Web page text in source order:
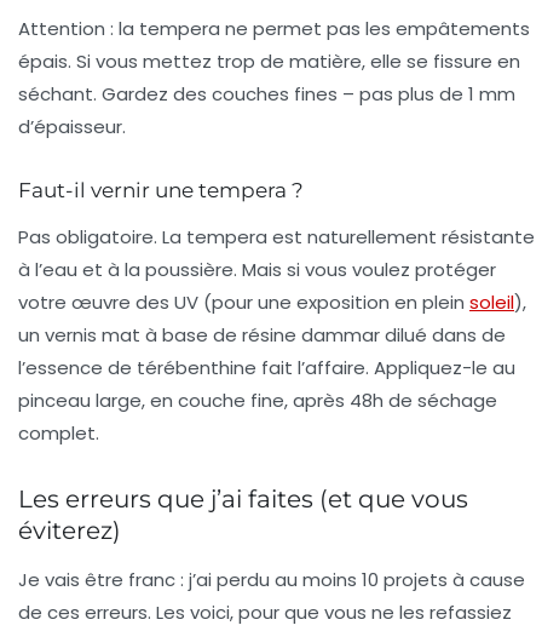
Attention : la tempera ne permet pas les empâtements
épais. Si vous mettez trop de matière, elle se fissure en
séchant. Gardez des couches fines – pas plus de 1 mm
d’épaisseur.
Faut-il vernir une tempera ?
Pas obligatoire. La tempera est naturellement résistante
à l’eau et à la poussière. Mais si vous voulez protéger
votre œuvre des UV (pour une exposition en plein soleil),
un vernis mat à base de résine dammar dilué dans de
l’essence de térébenthine fait l’affaire. Appliquez-le au
pinceau large, en couche fine, après 48h de séchage
complet.
Les erreurs que j’ai faites (et que vous
éviterez)
Je vais être franc : j’ai perdu au moins 10 projets à cause
de ces erreurs. Les voici, pour que vous ne les refassiez